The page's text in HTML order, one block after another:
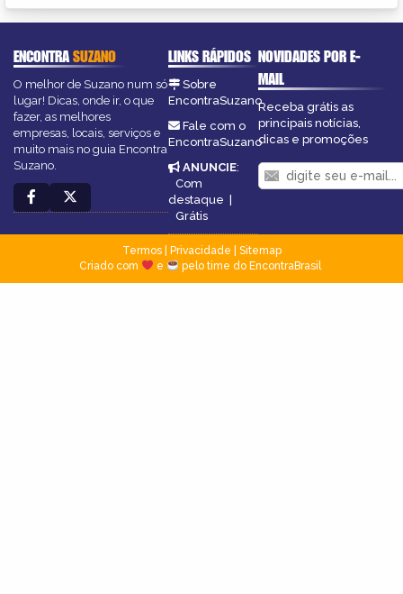
ENCONTRASUZANO
O melhor de Suzano num só
lugar! Dicas, onde ir, o que
fazer, as melhores
empresas, locais, serviços e
muito mais no guia Encontra
Suzano.
LINKS RÁPIDOS
Sobre
EncontraSuzano
Fale com o
EncontraSuzano
ANUNCIE:
Com
destaque
Grátis
NOVIDADES POR E-
MAIL
Receba grátis as
principais notícias,
dicas e promoções
Termos| Privacidade
Sitemap
Criado com
e pelo time do EncontraBrasil